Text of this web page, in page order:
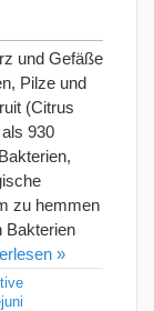
und Gefäße
Pilze und
(Citrus
930
zu hemmen
Bakterien
»